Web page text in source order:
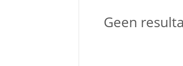
Geen